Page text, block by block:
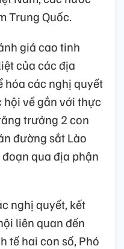
Trung Quốc.
giá cao tinh
của các địa
hóa các nghị quyết
về gắn với thực
trưởng 2 con
đường sắt Lào
đoạn qua địa phận
nghị quyết, kết
liên quan đến
tế hai con số, Phó